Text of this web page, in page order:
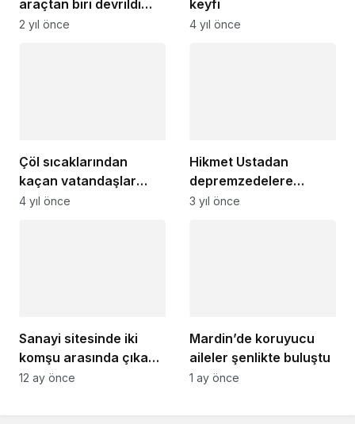
araçtan biri devrildi
sürücüler yaralandı
2 yıl önce
keyfi
4 yıl önce
Çöl sıcaklarından
kaçan vatandaşlar
Ğurs Vadisine akın
4 yıl önce
Hikmet Ustadan
depremzedelere
yemek ikramı
3 yıl önce
Sanayi sitesinde iki
komşu arasında çıkan
kavga ölümle
12 ay önce
Mardin’de koruyucu
aileler şenlikte buluştu
1 ay önce